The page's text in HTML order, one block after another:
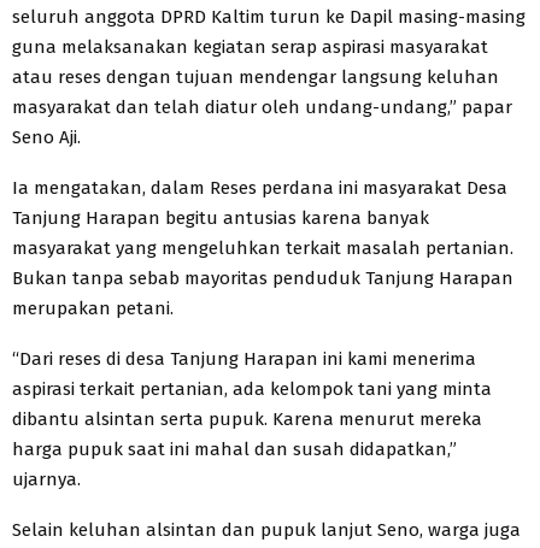
seluruh anggota DPRD Kaltim turun ke Dapil masing-masing
guna melaksanakan kegiatan serap aspirasi masyarakat
atau reses dengan tujuan mendengar langsung keluhan
masyarakat dan telah diatur oleh undang-undang,” papar
Seno Aji.
Ia mengatakan, dalam Reses perdana ini masyarakat Desa
Tanjung Harapan begitu antusias karena banyak
masyarakat yang mengeluhkan terkait masalah pertanian.
Bukan tanpa sebab mayoritas penduduk Tanjung Harapan
merupakan petani.
“Dari reses di desa Tanjung Harapan ini kami menerima
aspirasi terkait pertanian, ada kelompok tani yang minta
dibantu alsintan serta pupuk. Karena menurut mereka
harga pupuk saat ini mahal dan susah didapatkan,”
ujarnya.
Selain keluhan alsintan dan pupuk lanjut Seno, warga juga